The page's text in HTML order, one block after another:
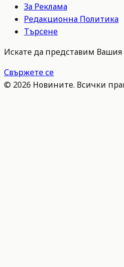
За Реклама
Редакционна Политика
Търсене
Искате да представим Вашия
Свържете се
© 2026 Новините. Всички